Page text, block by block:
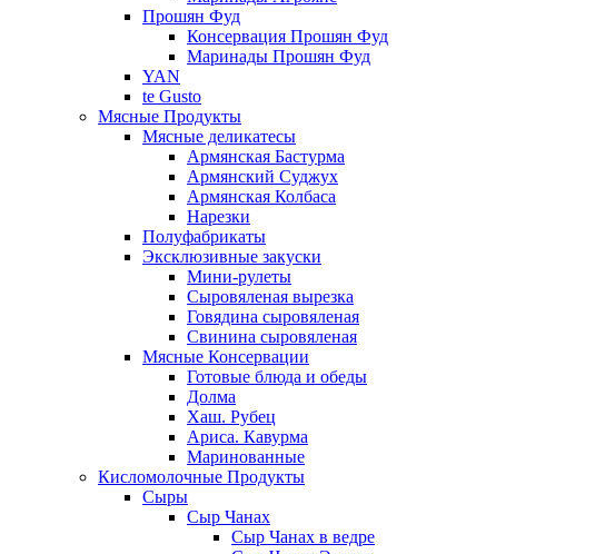
Прошян Фуд
Консервация Прошян Фуд
Маринады Прошян Фуд
YAN
te Gusto
Мясные Продукты
Мясные деликатесы
Армянская Бастурма
Армянский Суджух
Армянская Колбаса
Нарезки
Полуфабрикаты
Эксклюзивные закуски
Мини-рулеты
Сыровяленая вырезка
Говядина сыровяленая
Свинина сыровяленая
Мясные Консервации
Готовые блюда и обеды
Долма
Хаш. Рубец
Ариса. Кавурма
Маринованные
Кисломолочные Продукты
Сыры
Сыр Чанах
Сыр Чанах в ведре